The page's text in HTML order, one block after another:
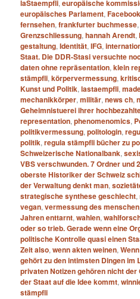
laStaempfli,europäische
europäisches Parlament,Facebook
fernsehen,frankfurter buchmesse
Grenzschliessung,hannah Arendt,
gestaltung,Identität,IFG,
Staat. Die DDR-Stasi versuchte
daten ohne repräsentation,klein
stämpfli,körpervermessung,
Kunst und Politik,lastaempfli,
mechanikkörper,militär,news ch,
Geheimnistuerei ihrer
representation,phenomenomics,
politikvermessung,politologin,
politik,regula stämpfli bücher zu
Schweizerische Nationalbank,
VBS verschwunden. 7 Ordner und
oberste Historiker der Schweiz
der Verwaltung denkt man,
strategische synthese geschlecht,
vegan,vermessung des menschen
Jahren enttarnt,wahlen,
oder so trieb. Gerade wenn eine
politische Kontrolle quasi einen
Zeit also,wenn akten weinen,
gehört zu den intimsten Dingen im
privaten Notizen gehören nicht
der Staat auf die Idee kommt,
stämpfli